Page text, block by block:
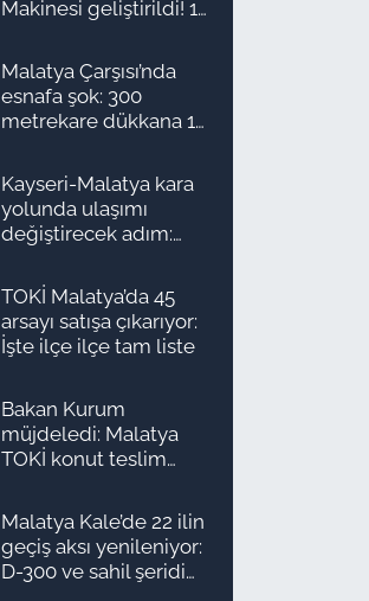
Makinesi geliştirildi! 16
Malatya Çarşısı’nda
esnafa şok: 300
metrekare dükkana 1
Kayseri-Malatya kara
yolunda ulaşımı
değiştirecek adım:
TOKİ Malatya’da 45
arsayı satışa çıkarıyor:
İşte ilçe ilçe tam liste
Bakan Kurum
müjdeledi: Malatya
TOKİ konut teslim
ilçe ilçe teslimat
takvimi ve ödeme
planı
Malatya Kale’de 22 ilin
geçiş aksı yenileniyor:
D-300 ve sahil şeridi